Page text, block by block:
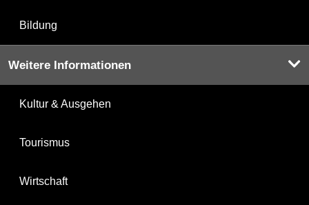
Bildung
Weitere Informationen
Kultur & Ausgehen
Tourismus
Wirtschaft